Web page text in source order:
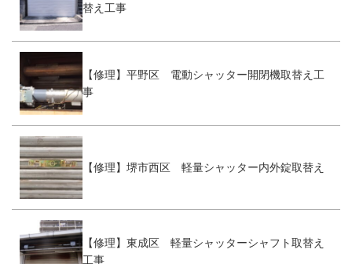
替え工事
【修理】平野区 電動シャッター開閉機取替え工
事
【修理】堺市西区 軽量シャッター内外錠取替え
【修理】東成区 軽量シャッターシャフト取替え
工事